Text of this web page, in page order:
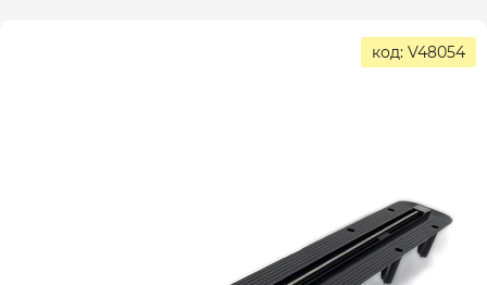
код: V48054